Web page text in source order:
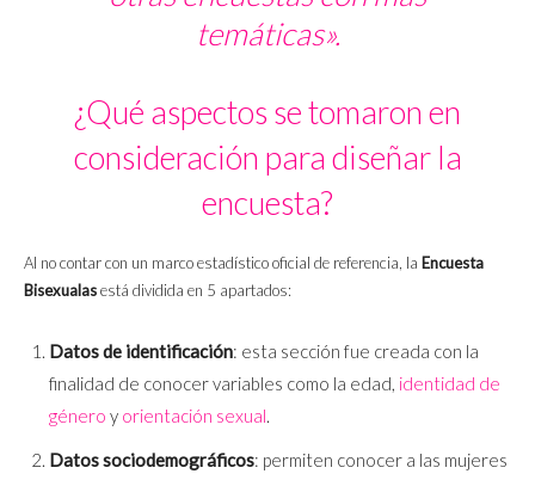
temáticas».
¿Qué aspectos se tomaron en
consideración para diseñar la
encuesta?
Al no contar con un marco estadístico oficial de referencia, la Encuesta
Bisexualasestá dividida en 5 apartados:
Datos de identificación: esta sección fue creada con la
finalidad de conocer variables como la edad, identidad de
género y orientación sexual.
Datos sociodemográficos: permiten conocer a las mujeres